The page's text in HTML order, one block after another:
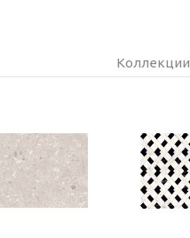
Коллекции